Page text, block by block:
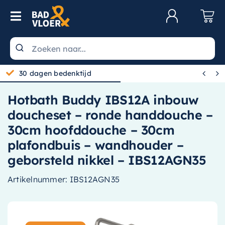
Skip to content
Toggle Navigation
Wastafels
Toiletten
Spiegels
Kranen
Douche
Badkamermeubels
30 dagen bedenktijd  
Hotbath Buddy IBS12A inbouw
doucheset – ronde handdouche –
30cm hoofddouche – 30cm
plafondbuis – wandhouder –
geborsteld nikkel – IBS12AGN35
Artikelnummer: IBS12AGN35